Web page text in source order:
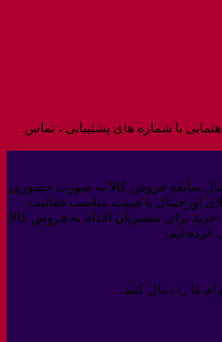
با شماره های پشتیبانی ، تماس
آربابامال با 16 سال سابقه فروش کالا به صورت حضوری
اورجینال با قیمت مناسب فعالیت
برای مشتریان اقدام به فروش کالا
کرده ایم.
ما را دنبال کنید.